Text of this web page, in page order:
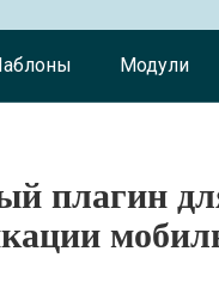
Модули
плагин